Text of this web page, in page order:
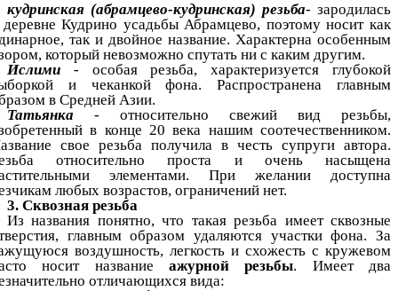
кудринская (абрамцево-кудринская) резьба- зародилась
Кудрино усадьбы Абрамцево, поэтому носит как
так и двойное название. Характерна особенным
который невозможно спутать ни с каким другим.
Ислими - особая резьба, характеризуется глубокой
и чеканкой фона. Распространена главным
в Средней Азии.
Татьянка - относительно свежий вид резьбы,
в конце 20 века нашим соотечественником.
свое резьба получила в честь супруги автора.
относительно проста и очень насыщена
элементами. При желании доступна
любых возрастов, ограничений нет.
3. Сквозная резьба
Из названия понятно, что такая резьба имеет сквозные
главным образом удаляются участки фона. За
воздушность, легкость и схожесть с кружевом
носит названиеажурной резьбы. Имеет два
отличающихся вида: